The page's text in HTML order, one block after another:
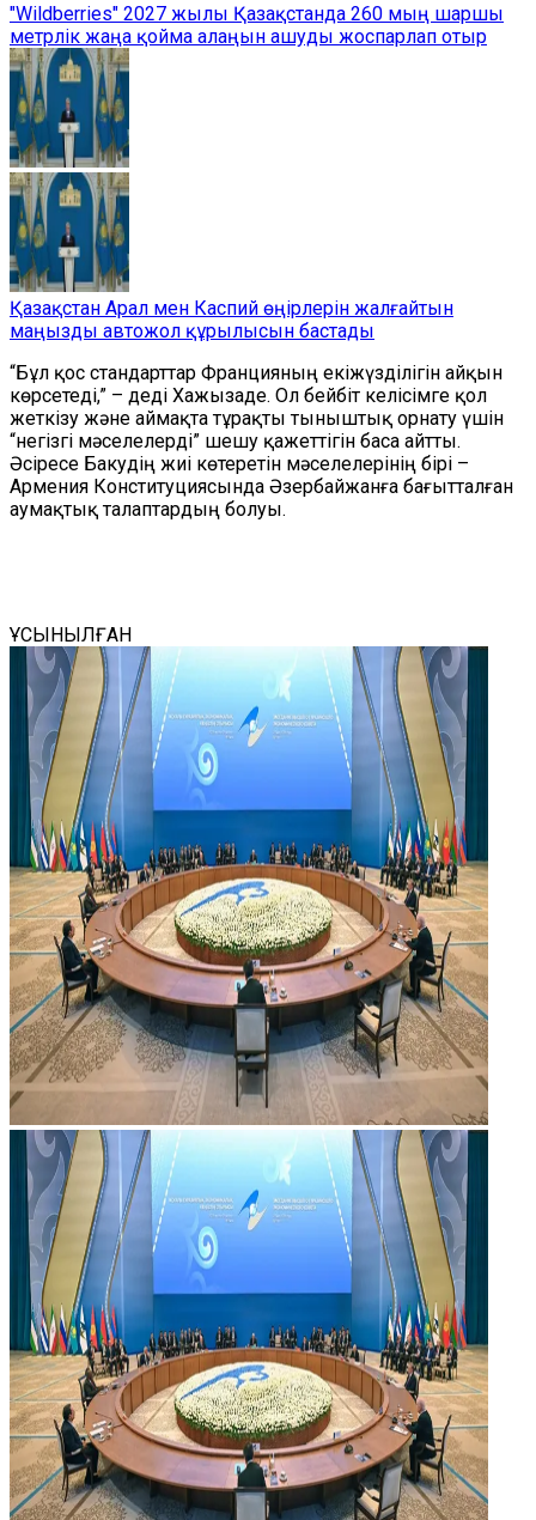
"Wildberries" 2027 жылы Қазақстанда 260 мың шаршы
метрлік жаңа қойма алаңын ашуды жоспарлап отыр
Қазақстан Арал мен Каспий өңірлерін жалғайтын
маңызды автожол құрылысын бастады
“Бұл қос стандарттар Францияның екіжүзділігін айқын
көрсетеді,” – деді Хажызаде. Ол бейбіт келісімге қол
жеткізу және аймақта тұрақты тыныштық орнату үшін
“негізгі мәселелерді” шешу қажеттігін баса айтты.
Әсіресе Бакудің жиі көтеретін мәселелерінің бірі –
Армения Конституциясында Әзербайжанға бағытталған
аумақтық талаптардың болуы.
ҰСЫНЫЛҒАН